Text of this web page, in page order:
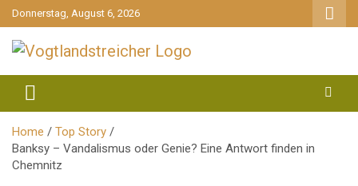
gehe
zum
Inhalt
Donnerstag, August 6, 2026
Vogtlandstreicher
Home
Top Story
Banksy – Vandalismus oder Genie? Eine Antwort finden in
Chemnitz